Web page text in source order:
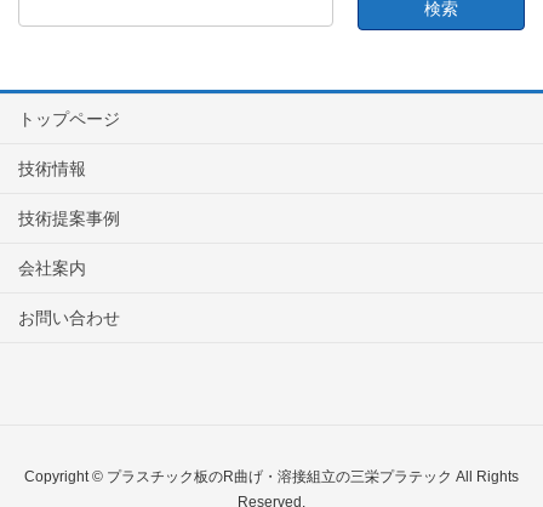
トップページ
技術情報
技術提案事例
会社案内
お問い合わせ
Copyright © プラスチック板のR曲げ・溶接組立の三栄プラテック All Rights
Reserved.